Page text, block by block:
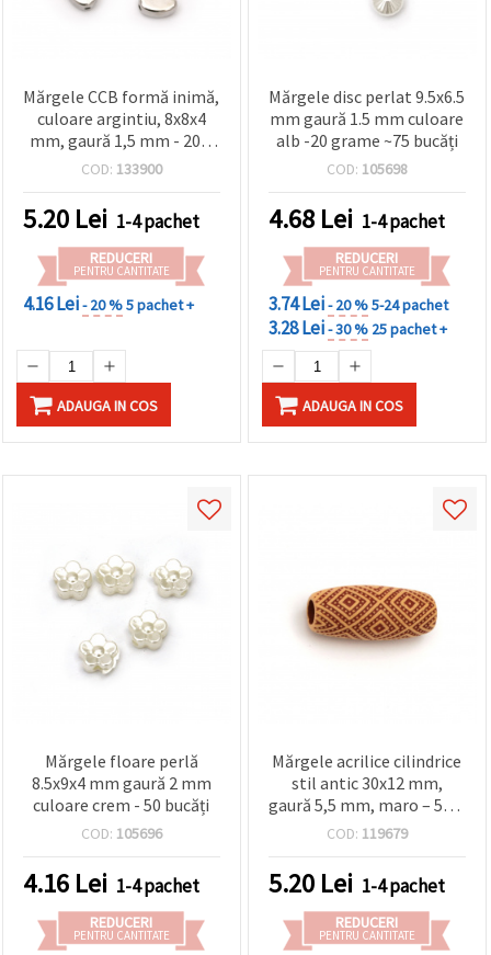
Mărgele CCB formă inimă,
culoare argintiu, 8x8x4
mm, gaură 1,5 mm - 20 g
(~120 buc)
COD: 133900
5.20 Lei 1-4 pachet
REDUCERI
PENTRU CANTITATE
4.16 Lei- 20 %5 pachet +
ADAUGA IN COS
Mărgele disc perlat 9.5x6.5
mm gaură 1.5 mm culoare
alb -20 grame ~75 bucăți
COD: 105698
4.68 Lei 1-4 pachet
REDUCERI
PENTRU CANTITATE
3.74 Lei- 20 %5-24 pachet
3.28 Lei- 30 % 25 pachet +
ADAUGA IN COS
Mărgele floare perlă
8.5x9x4 mm gaură 2 mm
culoare crem - 50 bucăți
COD: 105696
4.16 Lei 1-4 pachet
REDUCERI
PENTRU CANTITATE
Mărgele acrilice cilindrice
stil antic 30x12 mm,
gaură 5,5 mm, maro – 50 g
(aprox. 20 buc.)
COD: 119679
5.20 Lei 1-4 pachet
REDUCERI
PENTRU CANTITATE